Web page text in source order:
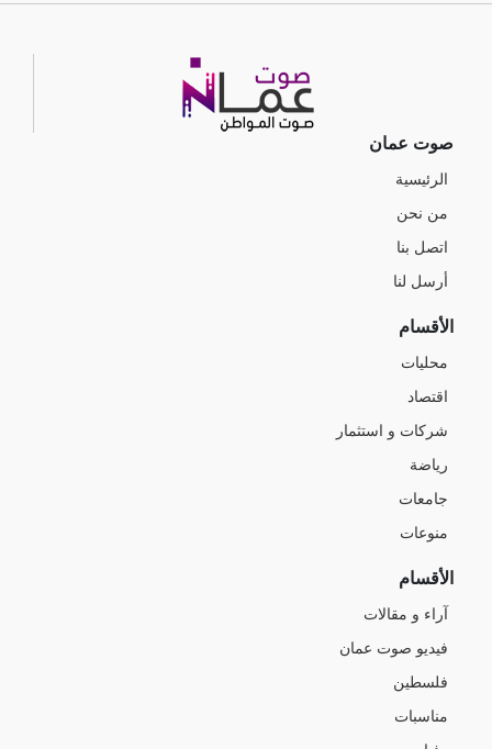
صوت عمان
الرئيسية
من نحن
اتصل بنا
أرسل لنا
الأقسام
محليات
اقتصاد
شركات و استثمار
رياضة
جامعات
منوعات
الأقسام
آراء و مقالات
فيديو صوت عمان
فلسطين
مناسبات